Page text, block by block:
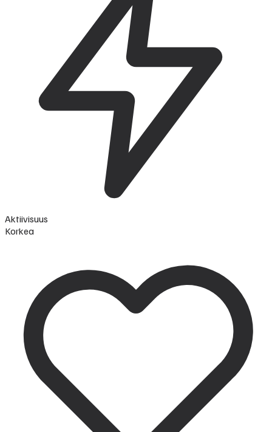
Aktiivisuus
Korkea